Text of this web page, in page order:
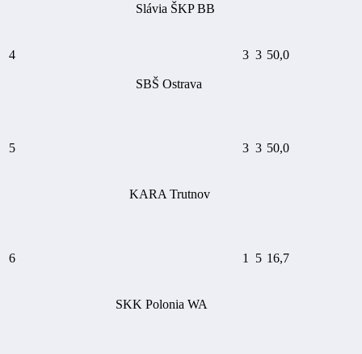
Slávia ŠKP BB
4
SBŠ Ostrava
3 3 50,0
5
KARA Trutnov
3 3 50,0
6
SKK Polonia WA
1 5 16,7